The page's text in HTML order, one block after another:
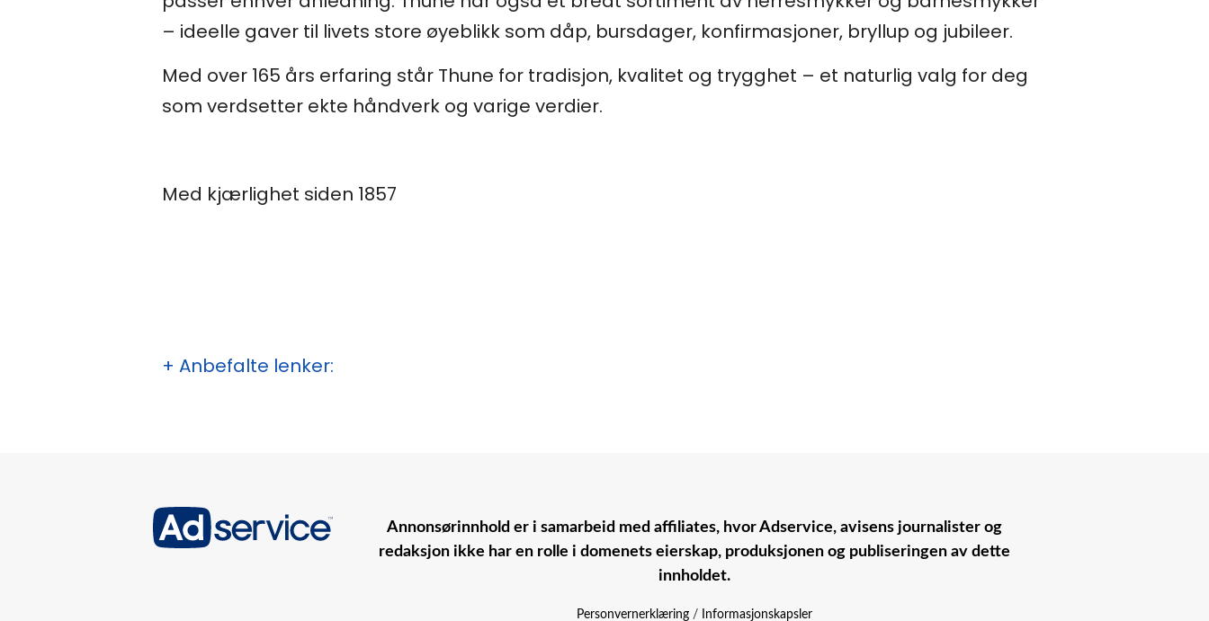
– ideelle gaver til livets store øyeblikk som dåp, bursdager, konfirmasjoner, bryllup og jubileer.
Med over 165 års erfaring står Thune for tradisjon, kvalitet og trygghet – et naturlig valg for deg
som verdsetter ekte håndverk og varige verdier.
Med kjærlighet siden 1857
+ Anbefalte lenker:
Annonsørinnhold er i samarbeid med affiliates, hvor Adservice, avisens journalister og
redaksjon ikke har en rolle i domenets eierskap, produksjonen og publiseringen av dette
innholdet.
Personvernerklæring / Informasjonskapsler